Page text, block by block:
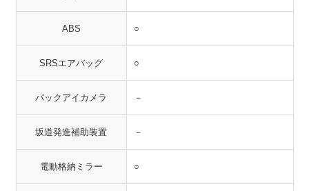
ABS ○
SRSエアバッグ ○
バックアイカメラ －
坂道発進補助装置 －
電動格納ミラー ○